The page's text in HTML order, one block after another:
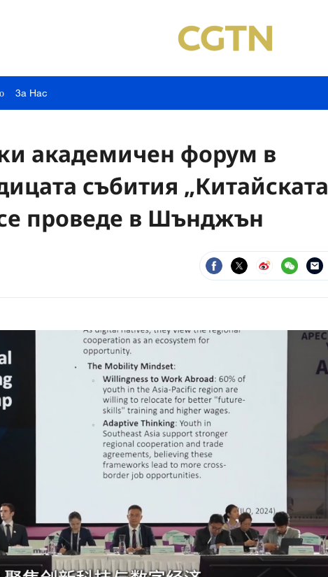
3a Hac
академичен форум в
събития „Китайската
проведе в Шънджън